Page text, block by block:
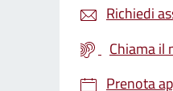
Richiedi
Chiama
Prenota